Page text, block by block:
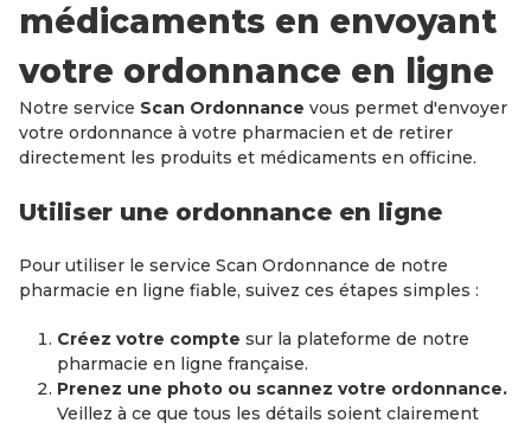
médicaments en envoyant
votre ordonnance en ligne
Notre service Scan Ordonnance vous permet d'envoyer
votre ordonnance à votre pharmacien et de retirer
directement les produits et médicaments en officine.
Utiliser une ordonnance en ligne
Pour utiliser le service Scan Ordonnance de notre
pharmacie en ligne fiable, suivez ces étapes simples :
Créez votre compte sur la plateforme de notre
pharmacie en ligne française.
Prenez une photo ou scannez votre ordonnance.
Veillez à ce que tous les détails soient clairement